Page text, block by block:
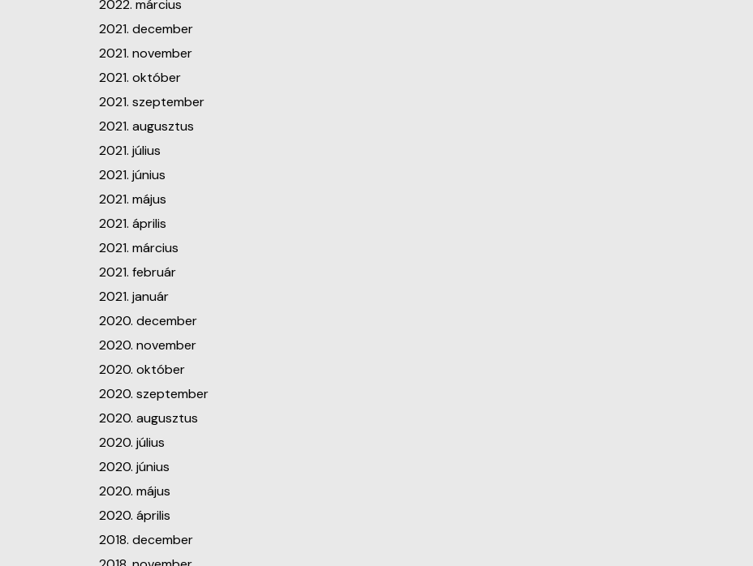
2022. március
2021. december
2021. november
2021. október
2021. szeptember
2021. augusztus
2021. július
2021. június
2021. május
2021. április
2021. március
2021. február
2021. január
2020. december
2020. november
2020. október
2020. szeptember
2020. augusztus
2020. július
2020. június
2020. május
2020. április
2018. december